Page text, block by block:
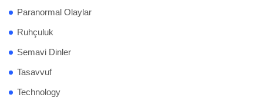
Paranormal Olaylar
Ruhçuluk
Semavi Dinler
Tasavvuf
Technology